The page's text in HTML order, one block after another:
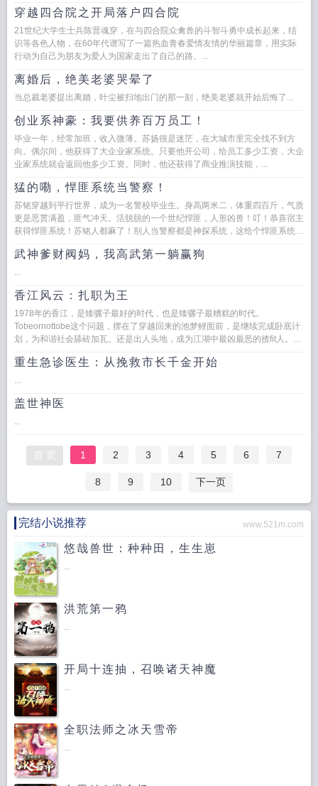
穿越四合院之开局落户四合院
21世纪大学生士兵陈晋魂穿，在与四合院众禽兽的斗智斗勇中成长起来，结
识等各色人物，在60年代谱写了一篇热血青春爱情友情的华丽篇章，用实际
行动为自己为朋友为爱人为国家走出了自己的路。...
离婚后，绝美老婆哭晕了
当总裁老婆提出离婚，叶尘被扫地出门的那一刻，绝美老婆就开始后悔了...
创业系神豪：我要供养百万员工！
毕业一年，经常加班，收入微薄。苏扬很是迷茫，在大城市里完全找不到方
向。偶尔间，他获得了大企业家系统。只要他开公司，给员工多少工资，大企
业家系统就会返回他多少工资。同时，他还获得了商业推演技能，...
猛的嘞，悍匪系统当警察！
苏铭穿越到平行世界，成为一名警校毕业生。身高两米二，体重四百斤，气质
更是恶贯满盈，匪气冲天。活脱脱的一个世纪悍匪，人形凶兽！叮！恭喜宿主
获得悍匪系统！苏铭人都麻了！别人当警察都是神探系统，这给个悍匪系统还
武神爹财阀妈，我高武第一躺赢狗
...
香江风云：扎职为王
1978年的香江，是矮骡子最好的时代，也是矮骡子最糟糕的时代。
Tobeornottobe这个问题，摆在了穿越回来的池梦鲤面前，是继续完成卧底计
划，为和谐社会舔砖加瓦。还是出人头地，成为江湖中最凶最恶的揸fit人。这
重生急诊医生：从挽救市长千金开始
...
盖世神医
...
首 页 1 2 3 4 5 6 7
8 9 10 下一页
完结小说推荐 www.521m.com
悠哉兽世：种种田，生生崽
...
洪荒第一鸦
...
开局十连抽，召唤诸天神魔
...
全职法师之冰天雪帝
...